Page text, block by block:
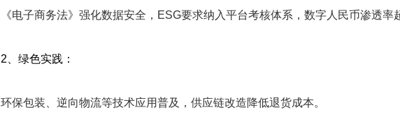
《电子商务法》强化数据安全，ESG要求纳入平台考核体系，数字人民币渗透率
2、绿色实践‌：
环保包装、逆向物流等技术应用普及，供应链改造降低退货成本。